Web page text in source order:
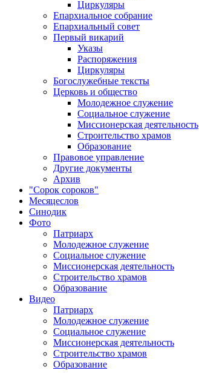
Циркуляры
Епархиальное собрание
Епархиальный совет
Первый викарий
Указы
Распоряжения
Циркуляры
Богослужебные тексты
Церковь и общество
Молодежное служение
Социальное служение
Миссионерская деятельность
Строительство храмов
Образование
Правовое управление
Другие документы
Архив
"Сорок сороков"
Месяцеслов
Синодик
Фото
Патриарх
Молодежное служение
Социальное служение
Миссионерская деятельность
Строительство храмов
Образование
Видео
Патриарх
Молодежное служение
Социальное служение
Миссионерская деятельность
Строительство храмов
Образование